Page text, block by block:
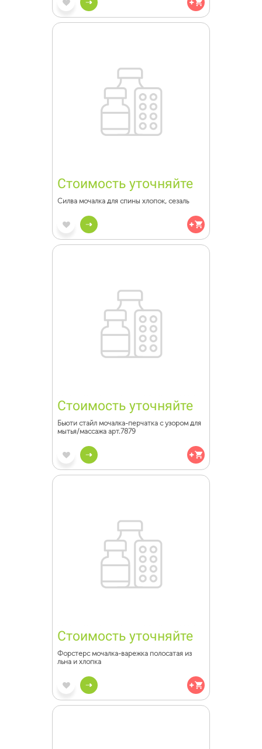
Стоимость уточняйте
Силва мочалка для спины хлопок, сезаль
Стоимость уточняйте
Бьюти стайл мочалка-перчатка с узором для
мытья/массажа арт.7879
Стоимость уточняйте
Форстерс мочалка-варежка полосатая из
льна и хлопка